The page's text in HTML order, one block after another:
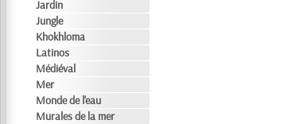
Jardin
Jungle
Khokhloma
Latinos
Médiéval
Mer
Monde de l'eau
Murales de la mer